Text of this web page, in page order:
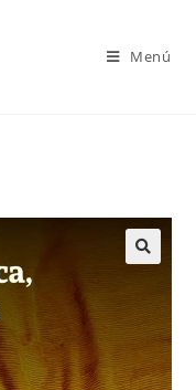
Menú